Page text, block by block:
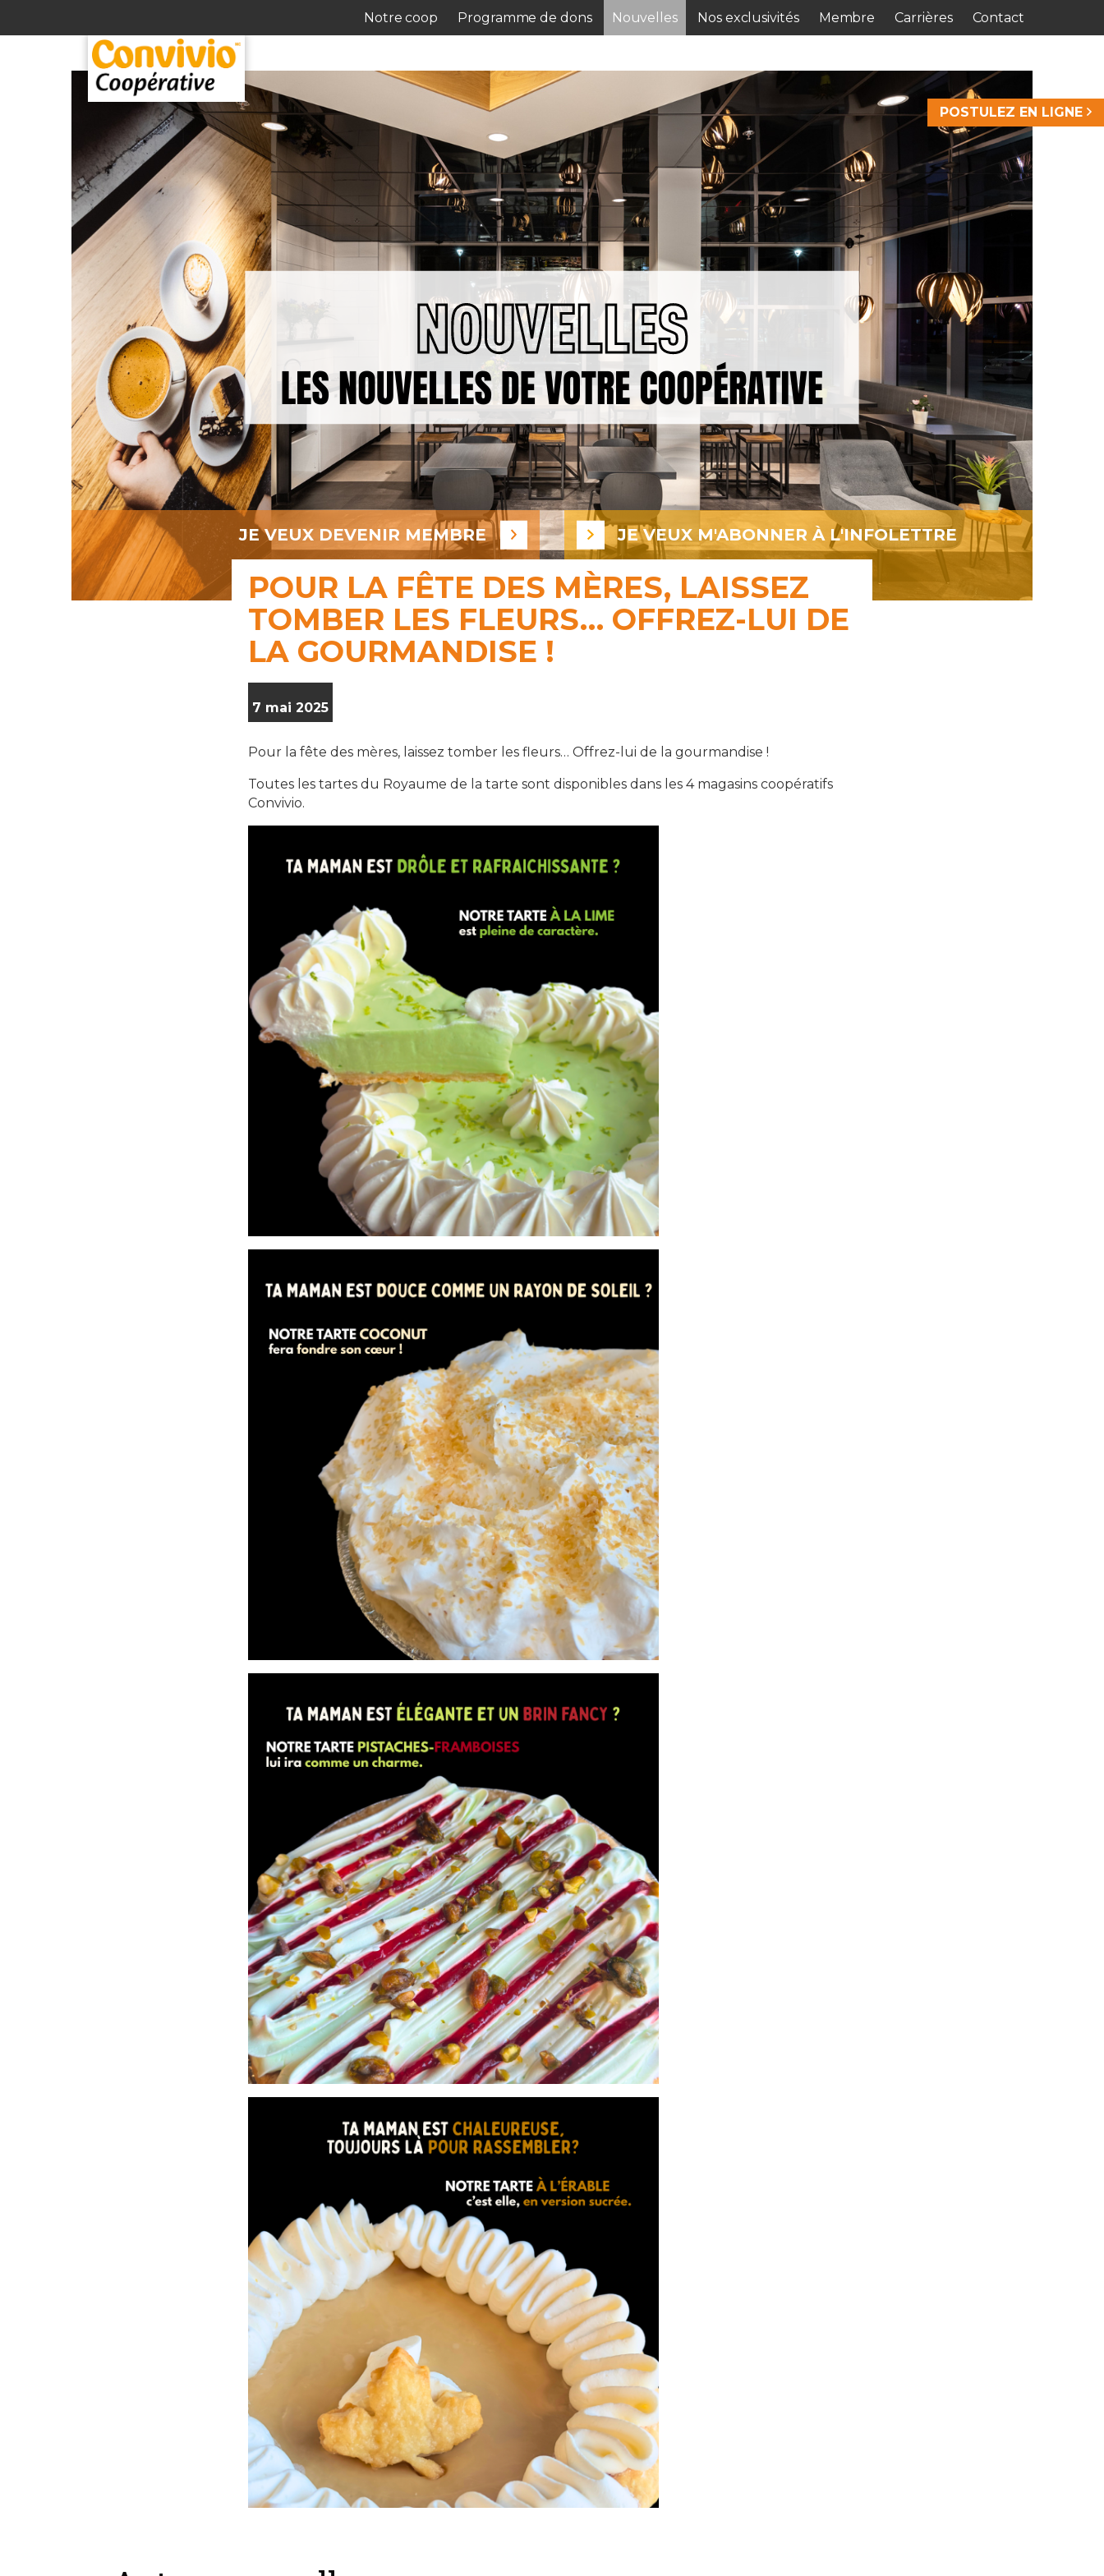
Notre coop Programme de dons Nouvelles Nos exclusivités Membre Carrières Contact
POSTULEZ EN LIGNE
JE VEUX DEVENIR MEMBRE JE VEUX M'ABONNER À L'INFOLETTRE
POUR LA FÊTE DES MÈRES, LAISSEZ
TOMBER LES FLEURS… OFFREZ-LUI DE
LA GOURMANDISE !
7 mai 2025
Pour la fête des mères, laissez tomber les fleurs… Offrez-lui de la gourmandise !
Toutes les tartes du Royaume de la tarte sont disponibles dans les 4 magasins coopératifs
Convivio.